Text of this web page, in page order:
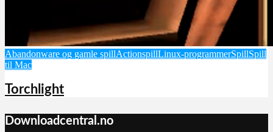
Abandonware og gamle spillActionspillLinux-programmerSpillSpill
til Mac
Torchlight
Downloadcentral.no